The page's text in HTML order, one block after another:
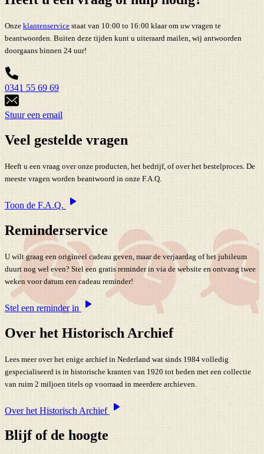
Onze klantenservice staat van 10:00 to 16:00 klaar om uw vragen te
beantwoorden. Buiten deze tijden kunt u uiteraard mailen, wij antwoorden
doorgaans binnen 24 uur!
0341 55 69 69
Stuur een email
Veel gestelde vragen
Heeft u een vraag over onze producten, het bedrijf, of over het bestelproces. De
meeste vragen worden beantwoord in onze F.A.Q.
Toon de F.A.Q.
Reminderservice
U wilt graag een origineel cadeau geven, maar de verjaardag of het jubileum
duurt nog wel even? Stel een gratis reminder in via de website en ontvang twee
weken voor datum een cadeau reminder!
Stel een reminder in
Over het Historisch Archief
Lees meer over het enige archief in Nederland wat sinds 1984 volledig
gespecialiseerd is in historische kranten van 1920 tot heden met een collectie
van ruim 2 miljoen titels op voorraad in meerdere archieven.
Over het Historisch Archief
Blijf of de hoogte